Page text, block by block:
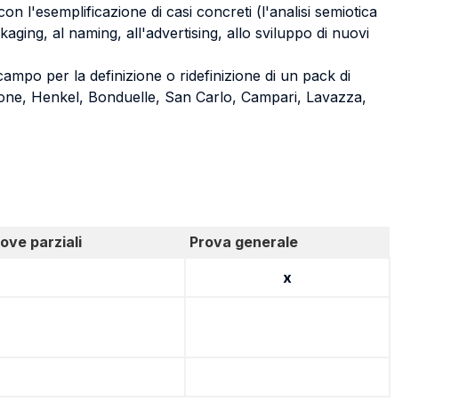
l'esemplificazione di casi concreti (l'analisi semiotica
al naming, all'advertising, allo sviluppo di nuovi
per la definizione o ridefinizione di un pack di
Henkel, Bonduelle, San Carlo, Campari, Lavazza,
parziali
Prova generale
x